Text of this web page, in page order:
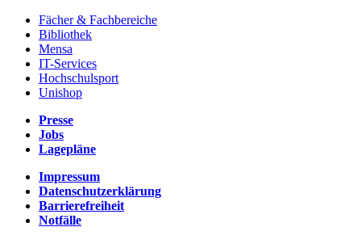
Fächer & Fachbereiche
Bibliothek
Mensa
IT-Services
Hochschulsport
Unishop
Presse
Jobs
Lagepläne
Impressum
Datenschutzerklärung
Barrierefreiheit
Notfälle